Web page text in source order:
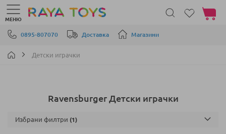
Прескачане към съдържанието
0895-807070 Доставка Магазини
МЕНЮ
Моята
Детски играчки
Ravensburger Детски играчки
Избрани филтри